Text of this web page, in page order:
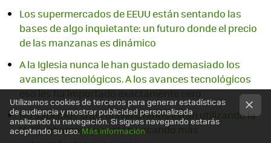
Los supermercados de EEUU están sentando las
bases de algo inquietante: un futuro donde el precio
de las manzanas es dinámico
A la Iglesia nunca le han gustado demasiado los
avances tecnológicos. A los avances tecnológicos
eso les ha importado exactamente cero
No sabemos si los universitarios están utilizando la
IA. Sí sabemos que están sacando más
Utilizamos cookies de terceros para generar estadísticas
de audiencia y mostrar publicidad personalizada
analizando tu navegación. Si sigues navegando estarás
aceptando su uso.Más información